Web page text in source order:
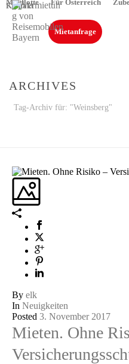
Mietflotte Für Österreich
Kontakt
Mietanfrage
ARCHIVES
Tag-Archiv für: "Weinsberg"
By elk
In Neuigkeiten
Posted 3. November 2017
Mieten. Ohne